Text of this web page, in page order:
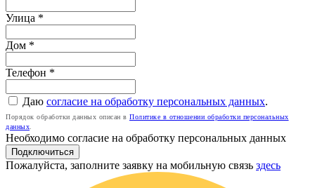
Улица *
Дом *
Телефон *
Даю согласие на обработку персональных данных.
Порядок обработки данных описан в Политике в отношении обработки персональных
данных.
Необходимо согласие на обработку персональных данных
Подключиться
Пожалуйста, заполните заявку на мобильную связь здесь